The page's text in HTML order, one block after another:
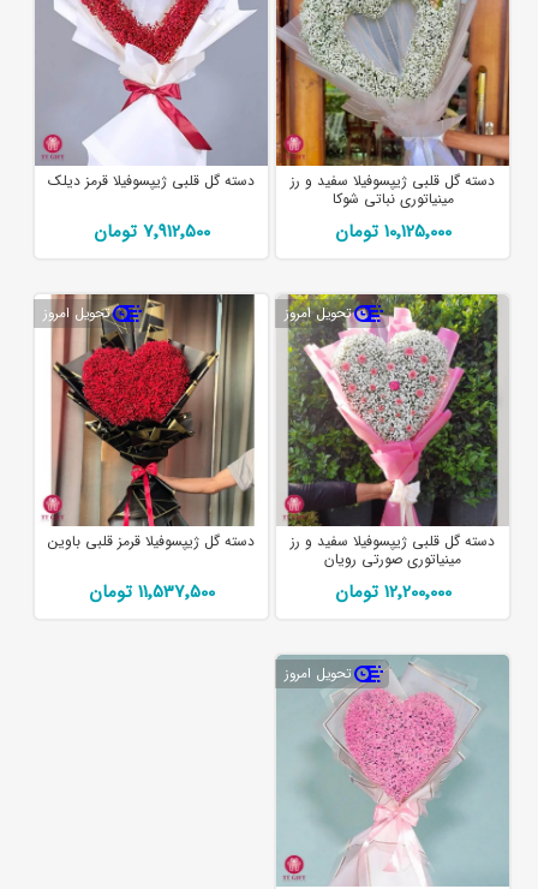
دسته گل قلبی ژیپسوفیلا سفید و رز
مینیاتوری نباتی شوکا
10٬125٬000 تومان
دسته گل قلبی ژیپسوفیلا قرمز دیلک
7٬912٬500 تومان
تحویل امروز
دسته گل قلبی ژیپسوفیلا سفید و رز
مینیاتوری صورتی رویان
12٬200٬000 تومان
تحویل امروز
دسته گل ژیپسوفیلا قرمز قلبی باوین
11٬537٬500 تومان
تحویل امروز